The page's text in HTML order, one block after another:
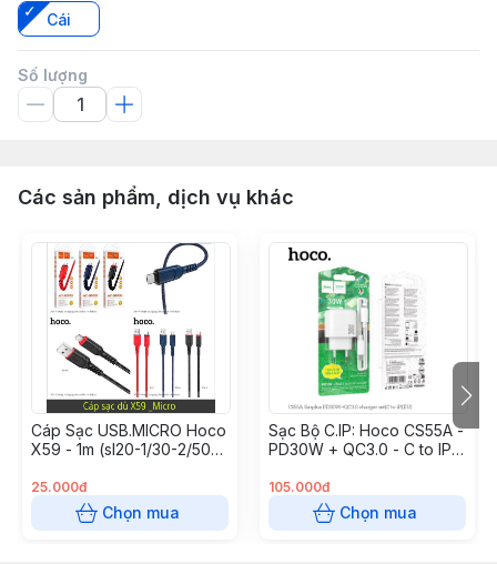
Cái
Số lượng
Các sản phẩm, dịch vụ khác
Cáp Sạc USB.MICRO Hoco
X59 - 1m (sl20-1/30-2/50-
25.000đ
Chọn mua
Sạc Bộ C.IP: Hoco CS55A -
PD30W + QC3.0 - C to IP
105.000đ
Chọn mua